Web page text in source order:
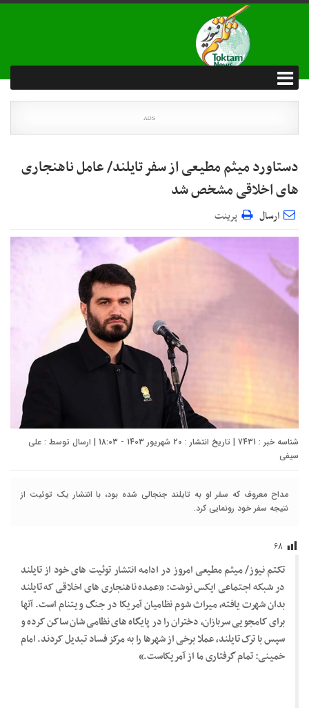
دستاورد میثم مطیعی از سفر تایلند/ عامل ناهنجاری
های اخلاقی مشخص شد
ارسال پرینت
شناسه خبر : 7431 | تاریخ انتشار : 20 شهریور 1403 - 18:03 | ارسال توسط :
علی
سیفی
مداح معروف که سفر او به تایلند جنجالی شده بود، با انتشار یک توئیت از
نتیجه سفر خود رونمایی کرد.
۶۸
تکتم نیوز/ میثم مطیعی امروز در ادامه انتشار توئیت های خود از تایلند
در شبکه اجتماعی ایکس نوشت: «عمده ناهنجاری های اخلاقی که تایلند
بدان شهرت یافته، میراث شوم نظامیان آمریکا در جنگ ویتنام است. آنها
برای کامجویی سربازان، دختران را در پایگاه های نظامی شان ساکن کرده و
سپس با ترک تایلند، عملا برخی از شهرها را به مرکز فساد تبدیل کردند. امام
خمینی: تمام گرفتاری ما از آمریکاست.»